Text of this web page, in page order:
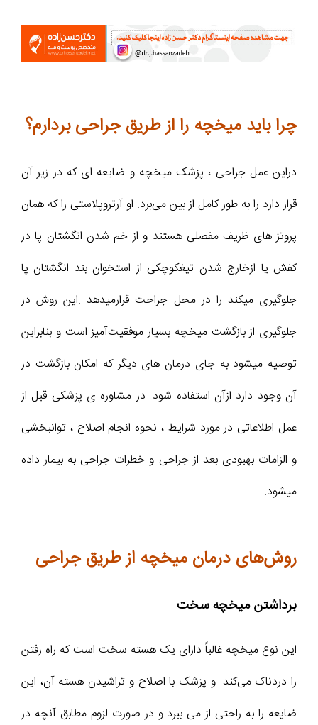
چرا باید میخچه را از طریق جراحی بردارم؟
دراین عمل جراحی ، پزشک میخچه و ضایعه ای که در زیر آن
قرار دارد را به طور کامل از بین می‌برد. او آرتروپلاستی را که همان
پروتز های ظریف مفصلی هستند و از خم شدن انگشتان پا در
کفش یا ازخارج شدن تیغکوچکی از استخوان بند انگشتان پا
جلوگیری میکند را در محل جراحت قرارمیدهد .این روش در
جلوگیری از بازگشت میخچه بسیار موفقیت‌آمیز است و بنابراین
توصیه میشود به جای درمان های دیگر که امکان بازگشت در
آن وجود دارد ازآن استفاده شود. در مشاوره ی پزشکی قبل از
عمل اطلاعاتی در مورد شرایط ، نحوه انجام اصلاح ، توانبخشی
و الزامات بهبودی بعد از جراحی و خطرات جراحی به بیمار داده
میشود.
روش‌های درمان میخچه از طریق جراحی
برداشتن میخچه سخت
این نوع میخچه غالباً دارای یک هسته سخت است که راه رفتن
را دردناک می‌کند. و پزشک با اصلاح و تراشیدن هسته آن، این
ضایعه را به راحتی از می ببرد و در صورت لزوم مطابق آنچه در